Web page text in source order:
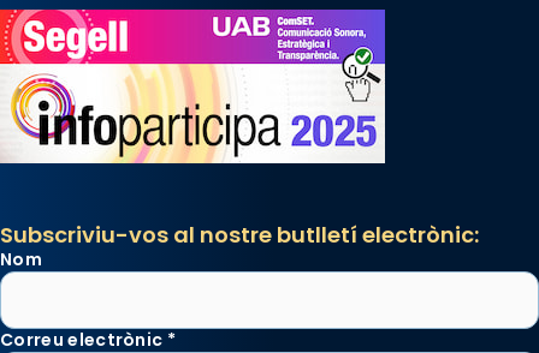
Subscriviu-vos al nostre butlletí electrònic:
Nom
Correu electrònic *